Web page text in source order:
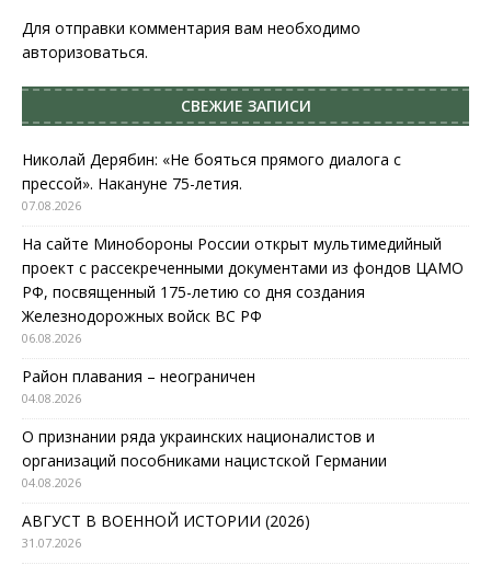
Для отправки комментария вам необходимо
авторизоваться.
СВЕЖИЕ ЗАПИСИ
Николай Дерябин: «Не бояться прямого диалога с
прессой». Накануне 75-летия.
07.08.2026
На сайте Минобороны России открыт мультимедийный
проект с рассекреченными документами из фондов ЦАМО
РФ, посвященный 175-летию со дня создания
Железнодорожных войск ВС РФ
06.08.2026
Район плавания – неограничен
04.08.2026
О признании ряда украинских националистов и
организаций пособниками нацистской Германии
04.08.2026
АВГУСТ В ВОЕННОЙ ИСТОРИИ (2026)
31.07.2026